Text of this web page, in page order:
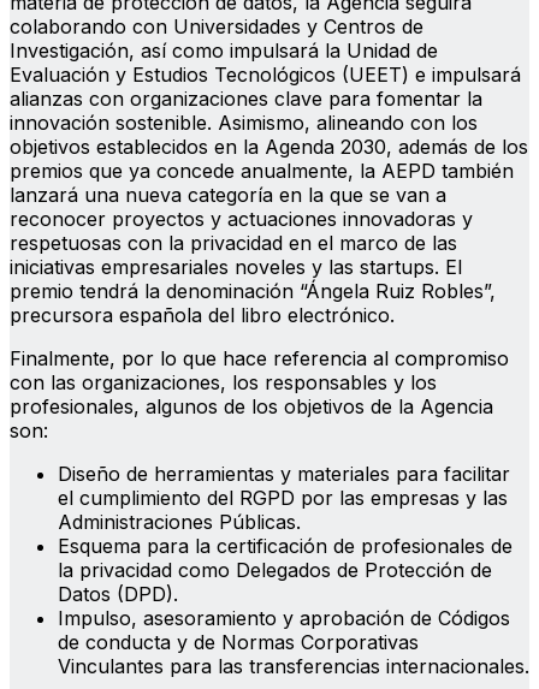
colaborando con Universidades y Centros de
Investigación, así como impulsará la Unidad de
Evaluación y Estudios Tecnológicos (UEET) e impulsará
alianzas con organizaciones clave para fomentar la
innovación sostenible. Asimismo, alineando con los
objetivos establecidos en la Agenda 2030, además de los
premios que ya concede anualmente, la AEPD también
lanzará una nueva categoría en la que se van a
reconocer proyectos y actuaciones innovadoras y
respetuosas con la privacidad en el marco de las
iniciativas empresariales noveles y las startups. El
premio tendrá la denominación “Ángela Ruiz Robles”,
precursora española del libro electrónico.
Finalmente, por lo que hace referencia al compromiso
con las organizaciones, los responsables y los
profesionales, algunos de los objetivos de la Agencia
son:
Diseño de herramientas y materiales para facilitar
el cumplimiento del RGPD por las empresas y las
Administraciones Públicas.
Esquema para la certificación de profesionales de
la privacidad como Delegados de Protección de
Datos (DPD).
Impulso, asesoramiento y aprobación de Códigos
de conducta y de Normas Corporativas
Vinculantes para las transferencias internacionales.